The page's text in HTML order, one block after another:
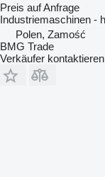
Preis auf Anfrage
Industriemaschinen -
Polen, Zamość
BMG Trade
Verkäufer kontaktieren